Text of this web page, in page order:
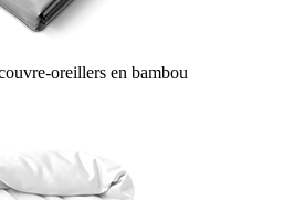
oreillers en bambou